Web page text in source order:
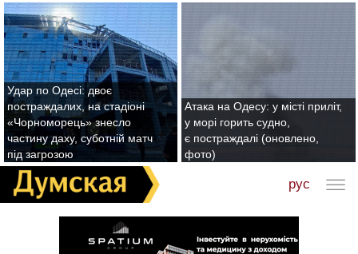
Удар по Одесі: двоє
постраждалих, на стадіоні
«Чорноморець» знесло
частину даху, суботній матч
під загрозою
Атака на Одесу: у місті приліт,
у морі горить судно,
є постраждалі (оновлено,
фото)
рус